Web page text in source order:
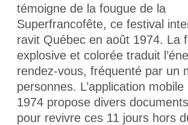
témoigne de la fougue de la
Superfrancofête, ce festival
ravit Québec en août 1974. La
explosive et colorée traduit
rendez-vous, fréquenté par un
personnes. L’application
1974 propose divers
pour revivre ces 11 jours hors